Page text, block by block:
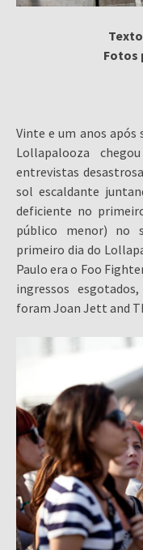
Fotos
Vinte e um anos após
Lollapalooza
entrevistas
sol escaldante
deficiente no
público menor) no
primeiro dia do
Paulo era o Foo
ingressos
foram Joan Jett and